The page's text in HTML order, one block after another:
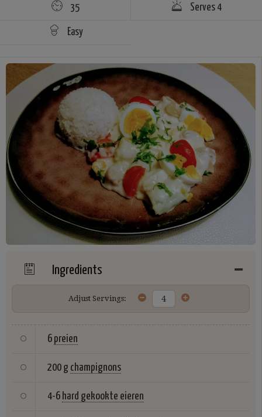
35 Serves 4
Easy
Ingredients
Adjust Servings:
6 preien
200 g champignons
4-6 hard gekookte eieren